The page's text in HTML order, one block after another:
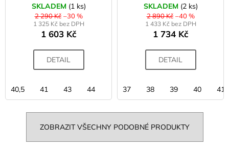
SKLADEM (1 ks)
2 290 Kč –30 %
1 325 Kč bez DPH
1 603 Kč
DETAIL
40,5 41 43 44
SKLADEM (2 ks)
2 890 Kč –40 %
1 433 Kč bez DPH
1 734 Kč
DETAIL
37 38 39 40 41
ZOBRAZIT VŠECHNY PODOBNÉ PRODUKTY